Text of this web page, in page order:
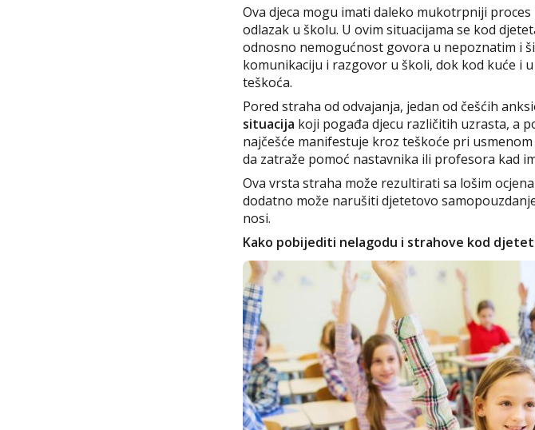
Ova djeca mogu imati daleko mukotrpniji
odlazak u školu. U ovim situacijama se kod
odnosno nemogućnost govora u nepoznatim i
komunikaciju i razgovor u školi, dok kod kuće i
teškoća.
Pored straha od odvajanja, jedan od češćih
situacija koji pogađa djecu različitih uzrasta, a
najčešće manifestuje kroz teškoće pri
da zatraže pomoć nastavnika ili profesora kad
Ova vrsta straha može rezultirati sa lošim
dodatno može narušiti djetetovo
nosi.
Kako pobijediti nelagodu i strahove kod